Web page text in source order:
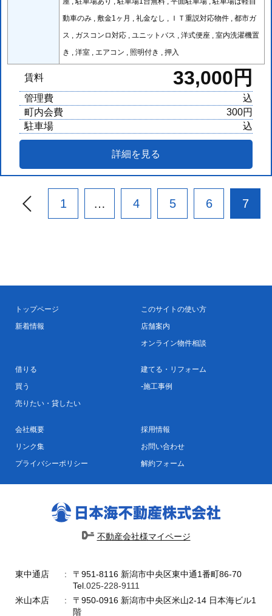
動車のみ , 敷金1ヶ月 , 礼金なし , ＩＴ重説対応物件 , 都市ガ
ス , ガスコンロ対応 , ユニットバス , 洋式便座 , 室内洗濯機置
き , 洋室 , エアコン , 照明付き , 押入
賃料 33,000円
管理費
込
町内会費
300円
駐車場
込
詳細を見る
1 … 4 5 6 7
トップページ
新着情報
このサイトの使い方
店舗案内
オンライン物件相談
借りる
買う
売りたい・貸したい
建てる・リフォーム
施工事例
会社概要
リンク集
プライバシーポリシー
採用情報
お問い合わせ
解約フォーム
不動産会社様マイページ
東中通店
〒951-8116 新潟市中央区東中通1番町86-70
Tel.025-228-9111
米山本店
〒950-0916 新潟市中央区米山2-14 日本海ビル1
階